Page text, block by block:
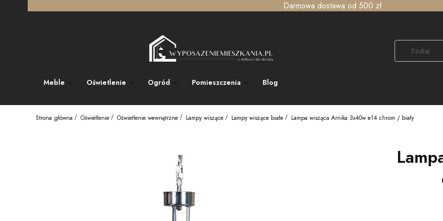
Darmowa dostawa od 500 zł
Meble Oświetlenie Ogród Pomieszczenia Blog
Strona główna Oświetlenie Oświetlenie wewnętrzne Lampy wiszące Lampy wiszące białe Lampa wisząca Arnika 3x40w e14 chrom / biały